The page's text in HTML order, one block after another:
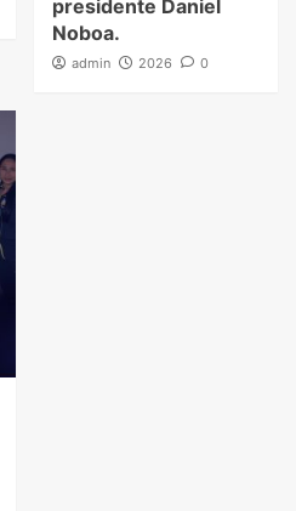
presidente Daniel
Noboa.
admin 2026 0